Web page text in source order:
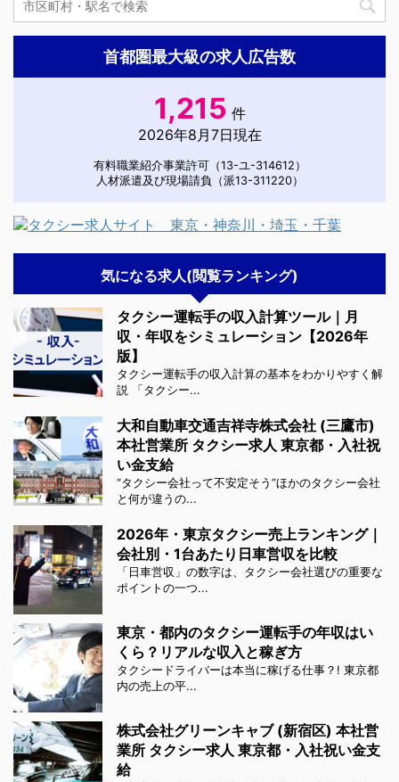
首都圏最大級の求人広告数
1,215 件
2026年8月7日現在
有料職業紹介事業許可（13-ユ-314612）
人材派遣及び現場請負（派13-311220）
気になる求人(閲覧ランキング)
タクシー運転手の収入計算ツール｜月
収・年収をシミュレーション【2026年
版】
タクシー運転手の収入計算の基本をわかりやすく解
説 「タクシー...
大和自動車交通吉祥寺株式会社 (三鷹市)
本社営業所 タクシー求人 東京都・入社祝
い金支給
“タクシー会社って不安定そう”ほかのタクシー会社
と何が違うの...
2026年・東京タクシー売上ランキング｜
会社別・1台あたり日車営収を比較
「日車営収」の数字は、タクシー会社選びの重要な
ポイントの一つ...
東京・都内のタクシー運転手の年収はい
くら？リアルな収入と稼ぎ方
タクシードライバーは本当に稼げる仕事？! 東京都
内の売上の平...
株式会社グリーンキャブ (新宿区) 本社営
業所 タクシー求人 東京都・入社祝い金支
給